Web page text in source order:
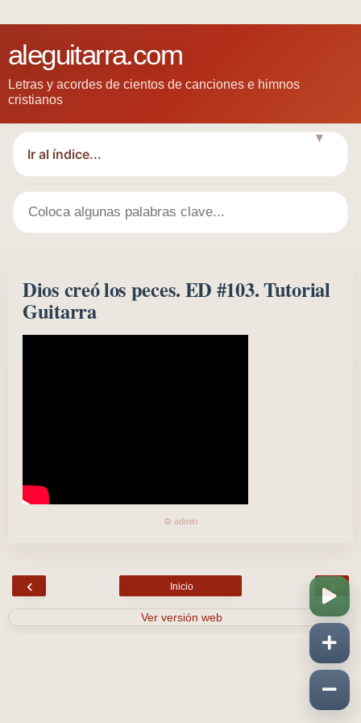
aleguitarra.com
Letras y acordes de cientos de canciones e himnos
cristianos
▼
Dios creó los peces. ED #103. Tutorial
Guitarra
⚙️ admin
‹ ›
Inicio
Ver versión web